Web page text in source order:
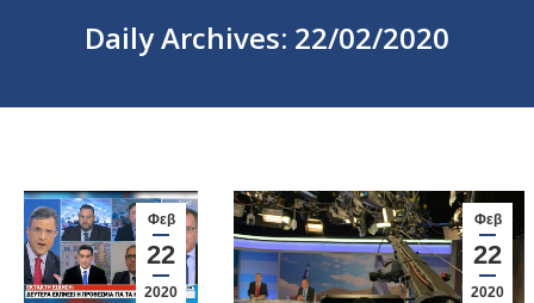
Daily Archives: 22/02/2020
Φεβ
22
2020
Φεβ
22
2020